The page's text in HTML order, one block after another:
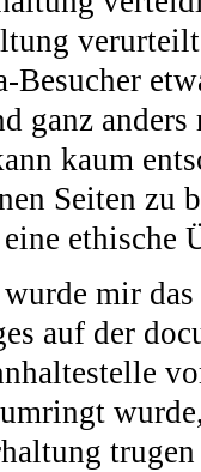
Besucher
ganz
kaum
Seiten zu
ethische
mir
auf der